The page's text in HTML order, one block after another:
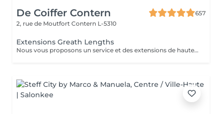
De Coiffer Contern
657
2, rue de Moutfort Contern L-5310
Extensions Greath Lengths
Nous vous proposons un service et des extensions de haute qualité, en collaborant avec la marque exclusive Great Lengths! En cas de questions veuillez appeler au +352 26 35 02 89 Devis gratuit!